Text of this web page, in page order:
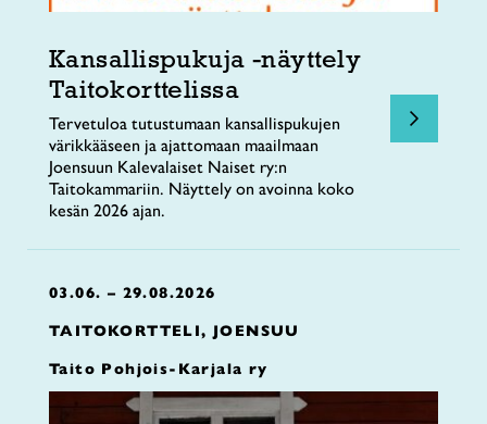
Kansallispukuja -näyttely
Taitokorttelissa
Tervetuloa tutustumaan kansallispukujen
värikkääseen ja ajattomaan maailmaan
Joensuun Kalevalaiset Naiset ry:n
Taitokammariin. Näyttely on avoinna koko
kesän 2026 ajan.
03.06. – 29.08.2026
TAITOKORTTELI, JOENSUU
Taito Pohjois-Karjala ry